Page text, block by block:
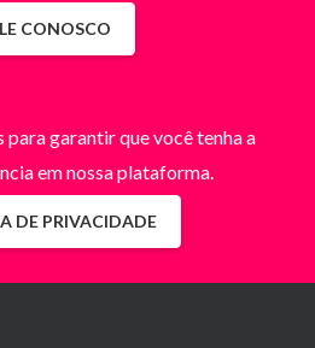
CONOSCO
para garantir que você tenha a
em nossa plataforma.
DE PRIVACIDADE